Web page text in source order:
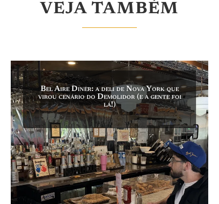
VEJA TAMBÉM
Bel Aire Diner: a deli de Nova York que
virou cenário do Demolidor (e a gente foi
lá!)